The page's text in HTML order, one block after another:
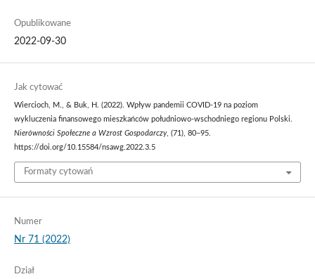
Opublikowane
2022-09-30
Jak cytować
Wiercioch, M., & Buk, H. (2022). Wpływ pandemii COVID-19 na poziom
wykluczenia finansowego mieszkańców południowo-wschodniego regionu Polski.
Nierówności Społeczne a Wzrost Gospodarczy, (71), 80–95.
https://doi.org/10.15584/nsawg.2022.3.5
Formaty cytowań
Numer
Nr 71 (2022)
Dział